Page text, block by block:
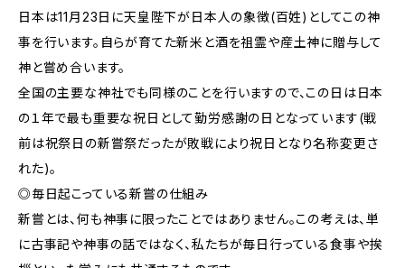
日本は11月23日に天皇陛下が日本人の象徴(百姓)としてこの神
事を行います。自らが育てた新米と酒を祖霊や産土神に贈与して
神と嘗め合います。
全国の主要な神社でも同様のことを行いますので、この日は日本
の１年で最も重要な祝日として勤労感謝の日となっています(戦
前は祝祭日の新嘗祭だったが敗戦により祝日となり名称変更さ
れた)。
◎毎日起こっている新嘗の仕組み
新嘗とは、何も神事に限ったことではありません。この考えは、単
に古事記や神事の話ではなく、私たちが毎日行っている食事や挨